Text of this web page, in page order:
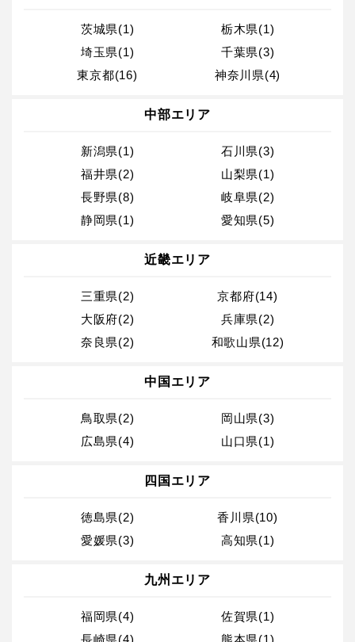
茨城県(1)
栃木県(1)
埼玉県(1)
千葉県(3)
東京都(16)
神奈川県(4)
中部エリア
新潟県(1)
石川県(3)
福井県(2)
山梨県(1)
長野県(8)
岐阜県(2)
静岡県(1)
愛知県(5)
近畿エリア
三重県(2)
京都府(14)
大阪府(2)
兵庫県(2)
奈良県(2)
和歌山県(12)
中国エリア
鳥取県(2)
岡山県(3)
広島県(4)
山口県(1)
四国エリア
徳島県(2)
香川県(10)
愛媛県(3)
高知県(1)
九州エリア
福岡県(4)
佐賀県(1)